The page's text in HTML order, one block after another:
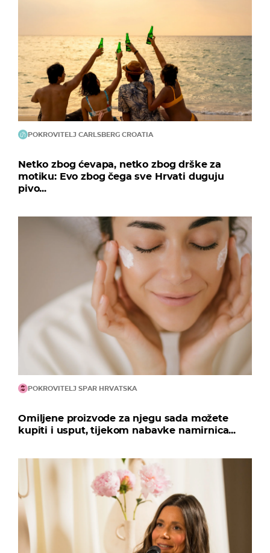
POKROVITELJ CARLSBERG CROATIA
Netko zbog ćevapa, netko zbog drške za
motiku: Evo zbog čega sve Hrvati duguju
pivo...
POKROVITELJ SPAR HRVATSKA
Omiljene proizvode za njegu sada možete
kupiti i usput, tijekom nabavke namirnica...